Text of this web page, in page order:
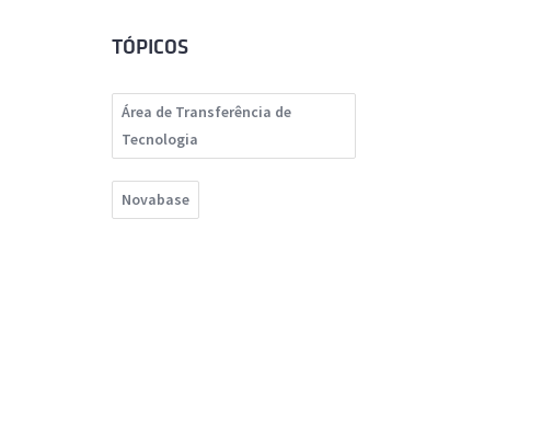
TÓPICOS
Área de Transferência de
Tecnologia
Novabase